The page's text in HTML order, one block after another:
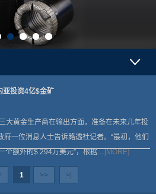
亚投资4亿$金矿
大黄金生产商在输出方面，准备在未来几年投
一位消息人士告诉路透社记者。“最初，他们
个额外的$ 294万美元”，根据…[MORE]
1 >> >|